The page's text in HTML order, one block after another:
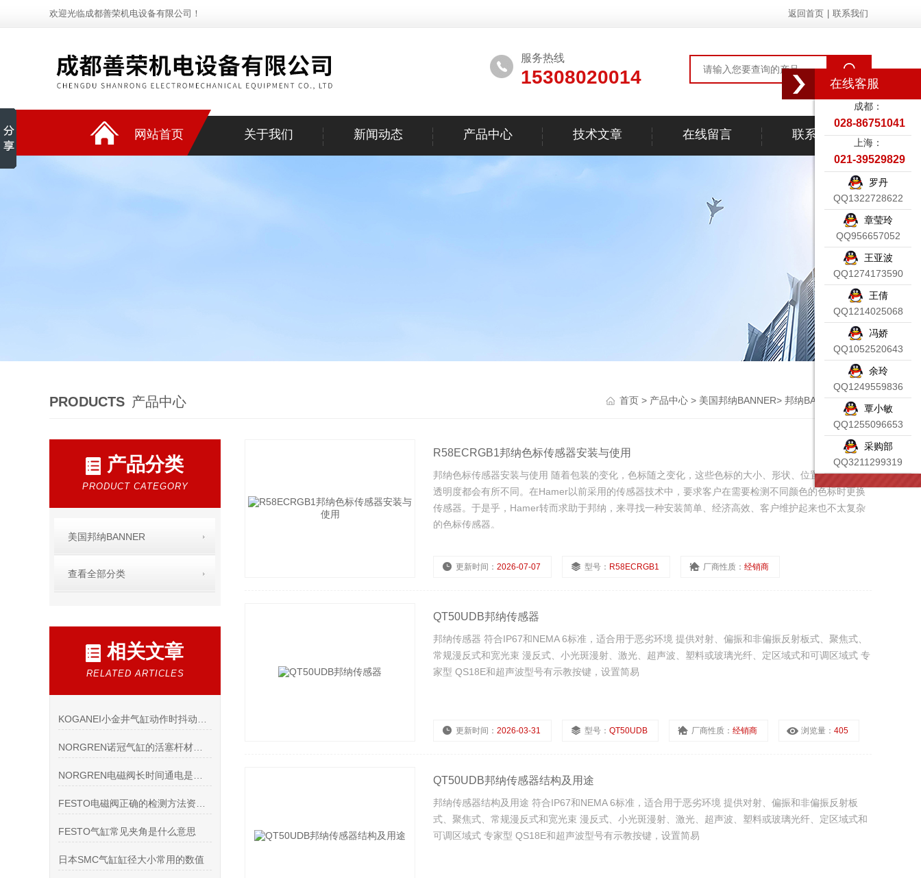
欢迎光临成都善荣机电设备有限公司！ 返回首页 联系我们
服务热线
15308020014
网站首页 关于我们 新闻动态 产品中心 技术文章 在线留言 联系我们
PRODUCTS 产品中心 首页 > 产品中心 > 美国邦纳BANNER> 邦纳BANNER传感器
产品分类
PRODUCT CATEGORY
美国邦纳BANNER
查看全部分类
相关文章
RELATED ARTICLES
FESTO气缸常见夹角是什么意思
日本SMC气缸缸径大小常用的数值
R58ECRGB1邦纳色标传感器安装与使用
邦纳色标传感器安装与使用 随着包装的变化，色标随之变化，这些色标的大小、形状、位置、颜色和半
透明度都会有所不同。在Hamer以前采用的传感器技术中，要求客户在需要检测不同颜色的色标时更换
传感器。于是乎，Hamer转而求助于邦纳，来寻找一种安装简单、经济高效、客户维护起来也不太复杂
的色标传感器。
更新时间： 2026-07-07 型号： R58ECRGB1 厂商性质： 经销商
QT50UDB邦纳传感器
邦纳传感器 符合IP67和NEMA 6标准，适合用于恶劣环境 提供对射、偏振和非偏振反射板式、聚焦式、
常规漫反式和宽光束 漫反式、小光斑漫射、激光、超声波、塑料或玻璃光纤、定区域式和可调区域式 专
家型 QS18E和超声波型号有示教按键，设置简易
更新时间： 2026-03-31 型号： QT50UDB 厂商性质： 经销商 浏览量： 405
QT50UDB邦纳传感器结构及用途
邦纳传感器结构及用途 符合IP67和NEMA 6标准，适合用于恶劣环境 提供对射、偏振和非偏振反射板
式、聚焦式、常规漫反式和宽光束 漫反式、小光斑漫射、激光、超声波、塑料或玻璃光纤、定区域式和
可调区域式 专家型 QS18E和超声波型号有示教按键，设置简易
在线客服
成都：
028-86751041
上海：
021-39529829
罗丹
QQ1322728622
章莹玲
QQ956657052
王亚波
QQ1274173590
王倩
QQ1214025068
冯娇
QQ1052520643
余玲
QQ1249559836
覃小敏
QQ1255096653
采购部
QQ3211299319